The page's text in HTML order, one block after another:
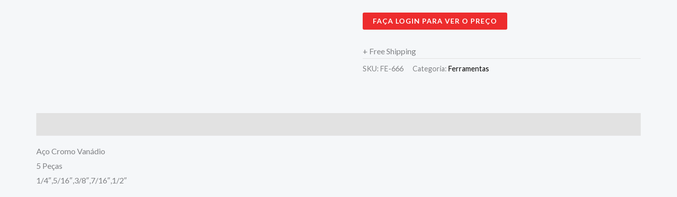
FAÇA LOGIN PARA VER O PREÇO
+ Free Shipping
SKU: FE-666 Categoria: Ferramentas
Aço Cromo Vanádio
5 Peças
1/4″,5/16″,3/8″,7/16″,1/2″